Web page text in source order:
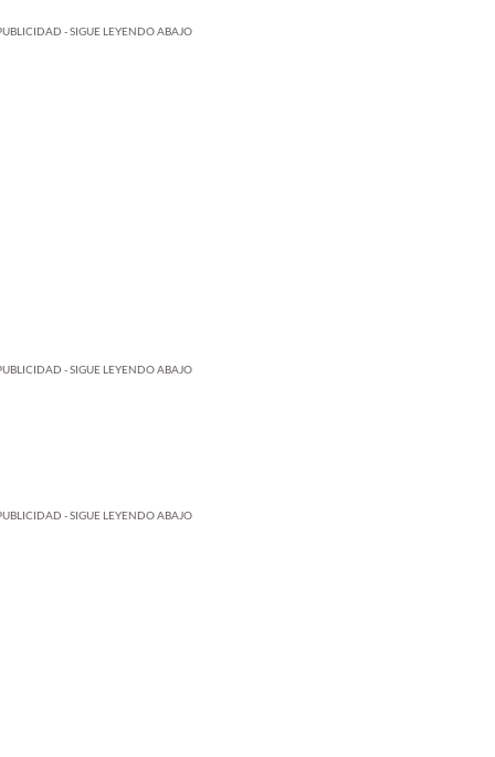
- SIGUE LEYENDO ABAJO
- SIGUE LEYENDO ABAJO
- SIGUE LEYENDO ABAJO